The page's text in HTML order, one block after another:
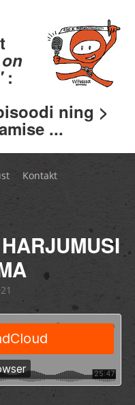
:
ning >
...
Kontakt